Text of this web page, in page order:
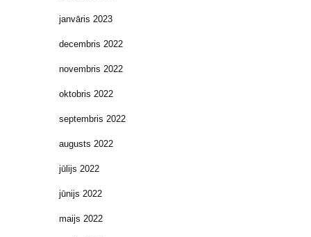
janvāris 2023
decembris 2022
novembris 2022
oktobris 2022
septembris 2022
augusts 2022
jūlijs 2022
jūnijs 2022
maijs 2022